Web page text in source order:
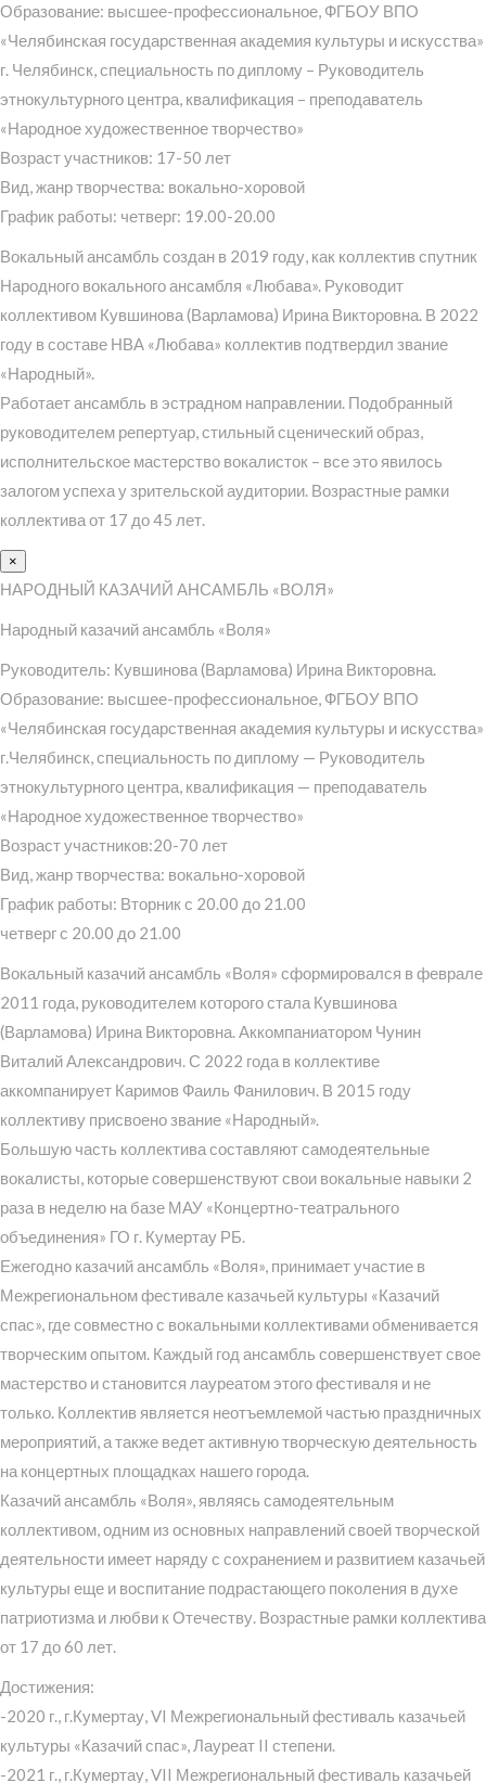
Образование: высшее-профессиональное, ФГБОУ ВПО
«Челябинская государственная академия культуры и искусства»
г. Челябинск, специальность по диплому – Руководитель
этнокультурного центра, квалификация – преподаватель
«Народное художественное творчество»
Возраст участников: 17-50 лет
Вид, жанр творчества: вокально-хоровой
График работы: четверг: 19.00-20.00
Вокальный ансамбль создан в 2019 году, как коллектив спутник
Народного вокального ансамбля «Любава». Руководит
коллективом Кувшинова (Варламова) Ирина Викторовна. В 2022
году в составе НВА «Любава» коллектив подтвердил звание
«Народный».
Работает ансамбль в эстрадном направлении. Подобранный
руководителем репертуар, стильный сценический образ,
исполнительское мастерство вокалисток – все это явилось
залогом успеха у зрительской аудитории. Возрастные рамки
коллектива от 17 до 45 лет.
×
НАРОДНЫЙ КАЗАЧИЙ АНСАМБЛЬ «ВОЛЯ»
Народный казачий ансамбль «Воля»
Руководитель: Кувшинова (Варламова) Ирина Викторовна.
Образование: высшее-профессиональное, ФГБОУ ВПО
«Челябинская государственная академия культуры и искусства»
г.Челябинск, специальность по диплому — Руководитель
этнокультурного центра, квалификация — преподаватель
«Народное художественное творчество»
Возраст участников:20-70 лет
Вид, жанр творчества: вокально-хоровой
График работы: Вторник с 20.00 до 21.00
четверг с 20.00 до 21.00
Вокальный казачий ансамбль «Воля» сформировался в феврале
2011 года, руководителем которого стала Кувшинова
(Варламова) Ирина Викторовна. Аккомпаниатором Чунин
Виталий Александрович. С 2022 года в коллективе
аккомпанирует Каримов Фаиль Фанилович. В 2015 году
коллективу присвоено звание «Народный».
Большую часть коллектива составляют самодеятельные
вокалисты, которые совершенствуют свои вокальные навыки 2
раза в неделю на базе МАУ «Концертно-театрального
объединения» ГО г. Кумертау РБ.
Ежегодно казачий ансамбль «Воля», принимает участие в
Межрегиональном фестивале казачьей культуры «Казачий
спас», где совместно с вокальными коллективами обменивается
творческим опытом. Каждый год ансамбль совершенствует свое
мастерство и становится лауреатом этого фестиваля и не
только. Коллектив является неотъемлемой частью праздничных
мероприятий, а также ведет активную творческую деятельность
на концертных площадках нашего города.
Казачий ансамбль «Воля», являясь самодеятельным
коллективом, одним из основных направлений своей творческой
деятельности имеет наряду с сохранением и развитием казачьей
культуры еще и воспитание подрастающего поколения в духе
патриотизма и любви к Отечеству. Возрастные рамки коллектива
от 17 до 60 лет.
Достижения:
-2020 г., г.Кумертау, VI Межрегиональный фестиваль казачьей
культуры «Казачий спас», Лауреат II степени.
-2021 г., г.Кумертау, VII Межрегиональный фестиваль казачьей